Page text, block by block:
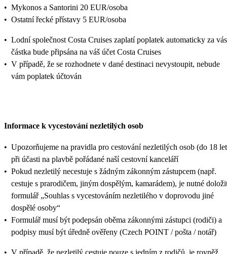
• Mykonos a Santorini 20 EUR/osoba
• Ostatní řecké přístavy 5 EUR/osoba
• Lodní společnost Costa Cruises zaplatí poplatek automaticky za
částka bude připsána na váš účet Costa Cruises
• V případě, že se rozhodnete v dané destinaci nevystoupit, nebude
vám poplatek účtován
Informace k vycestování nezletilých osob
• Upozorňujeme na pravidla pro cestování nezletilých osob (do 18
při účasti na plavbě pořádané naší cestovní kanceláří
• Pokud nezletilý necestuje s žádným zákonným zástupcem (např.
cestuje s prarodičem, jiným dospělým, kamarádem), je nutné
formulář „Souhlas s vycestováním nezletilého v doprovodu jiné
dospělé osoby“
• Formulář musí být podepsán oběma zákonnými zástupci (rodiči) a
podpisy musí být úředně ověřeny (Czech POINT / pošta / notář)